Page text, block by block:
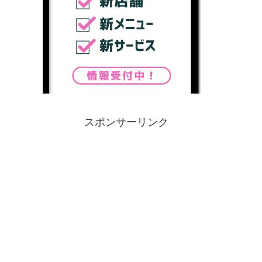
スポンサーリンク